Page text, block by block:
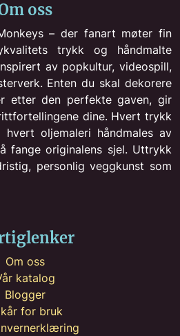
oss
– der fanart møter fin
trykk og håndmalte
av popkultur, videospill,
Enten du skal dekorere
etter den perfekte gaven, gir
dine. Hvert trykk
oljemaleri håndmales av
fange originalens sjel. Uttrykk
personlig veggkunst som
Om oss
katalog
Blogger
for bruk